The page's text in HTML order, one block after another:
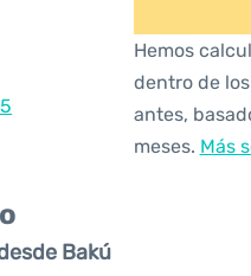
Hemos
dentro de
antes,
meses. Más
Bakú